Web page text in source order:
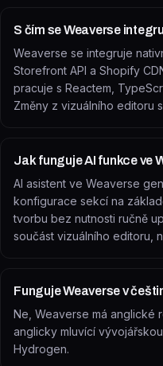
S čím se Weaverse
Weaverse se integruje
Storefront API a Shopify
pracuje s Reactem,
Změny z vizuálního editoru
Jak funguje AI funkce ve
AI asistent ve Weaverse
konfigurace sekcí na
tvorbu bez nutnosti ručně
součást vizuálního editoru,
Funguje Weaverse v
Ne, Weaverse má anglické
anglicky mluvící
Hydrogen.